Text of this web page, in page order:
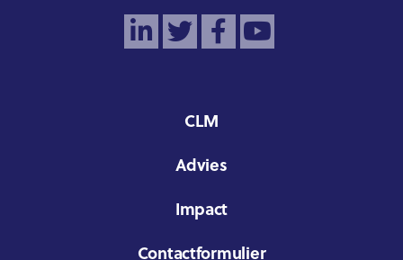
CLM
Advies
Impact
Contactformulier